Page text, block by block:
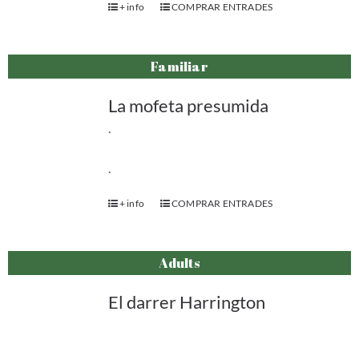
+ info COMPRAR ENTRADES
Familiar
La mofeta presumida
.
.
+ info COMPRAR ENTRADES
Adults
El darrer Harrington